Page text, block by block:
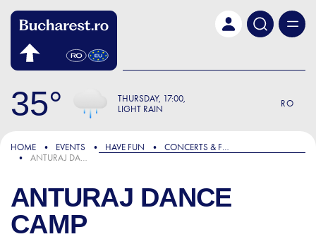
35 THURSDAY 17:00
LIGHT RAIN
RO
HOME EVENTS HAVE FUN
CONCERTS & FESTIVALS
ANTURAJ DANCE CAMP
ANTURAJ DANCE
CAMP